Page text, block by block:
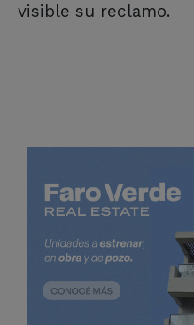
visible su reclamo.